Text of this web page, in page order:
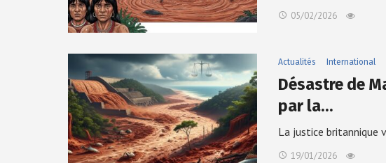
05/02/2026
Actualités International
Désastre de
par la…
La justice britannique
19/01/2026